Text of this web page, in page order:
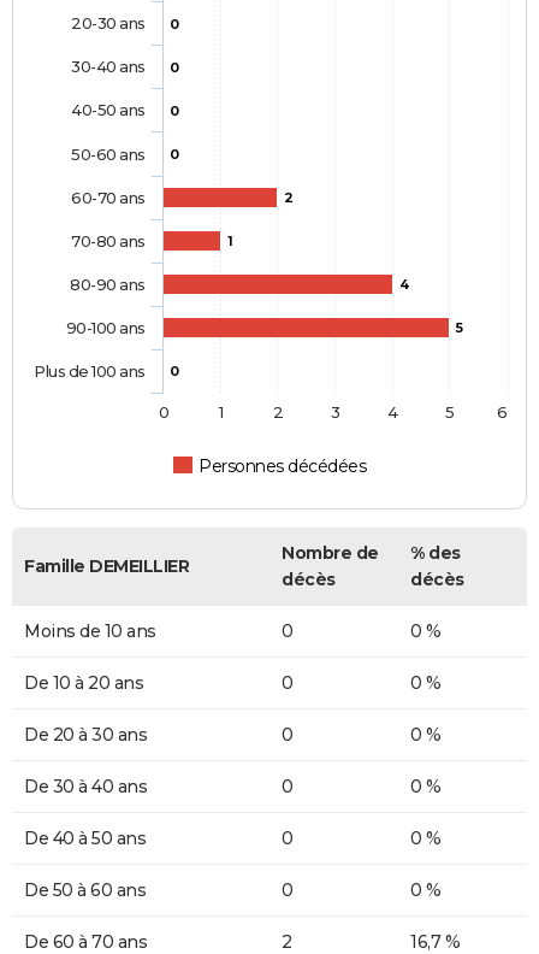
0
0
0
0
2
1
4
5
0
Personnes décédées
20-30 ans
30-40 ans
40-50 ans
50-60 ans
60-70 ans
70-80 ans
80-90 ans
90-100 ans
Plus de 100 ans
0 1 2 3 4 5 6
Famille DEMEILLIER
Nombre de
décès
% des
décès
Moins de 10 ans 0 0 %
De 10 à 20 ans 0 0 %
De 20 à 30 ans 0 0 %
De 30 à 40 ans 0 0 %
De 40 à 50 ans 0 0 %
De 50 à 60 ans 0 0 %
De 60 à 70 ans 2 16,7 %